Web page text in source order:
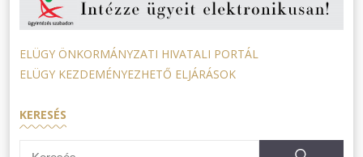
ELÜGY ÖNKORMÁNYZATI HIVATALI PORTÁL
ELÜGY KEZDEMÉNYEZHETŐ ELJÁRÁSOK
KERESÉS